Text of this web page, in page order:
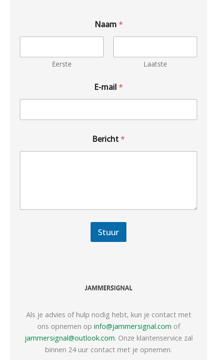
Naam *
Eerste Laatste
E-mail*
Bericht*
Stuur
Als je advies of hulp nodig hebt, kun je contact met
ons opnemen op info@jammersignal.com of
jammersignal@outlook.com. Onze klantenservice zal
binnen 24 uur contact met je opnemen.